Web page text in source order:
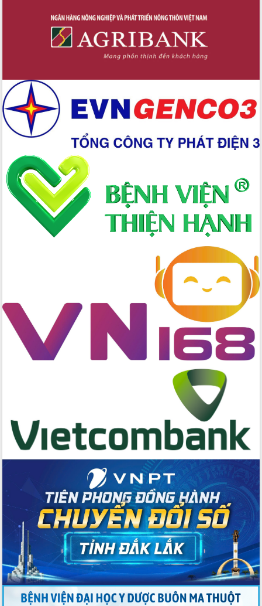
nghệ, hướng tới phát triển thủy sản
Tập huấn nâng cao năng lực triển khai
chuyển đổi số cho cán bộ, công chức
Quyền của người tiêu dùng Việt Nam
Đẩy mạnh cải cách hành chính, quyết
tâm đạt được mục tiêu tăng trưởng
hai con số trong năm 2026
Tổ chức trang trọng Lễ hội Đền thờ
Lương Văn Chánh năm 2026
Phó Bí thư Tỉnh ủy Đắk Lắk Đỗ Hữu
Huy giữ chức Bí thư Đảng ủy Ủy Ban
Nhân dân tỉnh
Bệnh án điện tử thúc đẩy chuyển đổi
số y tế tại Đắk Lắk
Friendship Meeting New Year 2026”
Bầu cử Quốc hội và HĐND: Cử tri Đắk
Lắk gửi gắm niềm tin, kỳ vọng vào lá
phiếu
Đắk Lắk sẵn sàng các điều kiện cho
hội và đại biểu HĐND các cấp diễn ra
an toàn, hiệu quả, đúng quy định
Thủ tướng Chính phủ Phạm Minh Chính
kiểm tra, chỉ đạo hoàn thành các dự
án cao tốc và thăm khu tái định cư tại
Sôi nổi Hội đua ngựa truyền thống Gò
Thì Thùng mừng Xuân Bính Ngọ 2026
Lãnh đạo tỉnh dâng hương tưởng niệm
tại Đập Đồng Cam đầu Xuân Bính Ngọ
Ngành nông nghiệp phấn đấu tăng
trưởng đạt 5,86% trong năm 2026
UBND tỉnh Đắk Lắk triển khai công tác
quốc phòng, quân sự địa phương năm
2026